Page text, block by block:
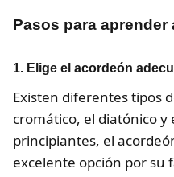
Pasos para
1. Elige el acordeón
Existen diferentes tipos
cromático, el diatónico y
principiantes, el
excelente opción por su